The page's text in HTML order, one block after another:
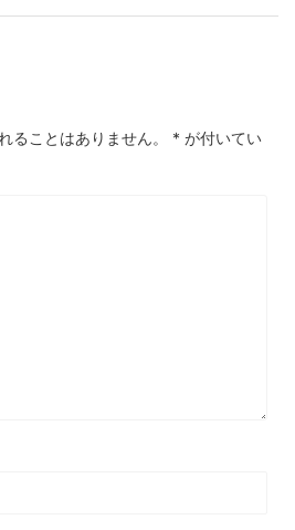
ることはありません。 * が付いてい